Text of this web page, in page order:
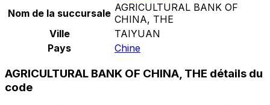
Nom de la succursale AGRICULTURAL BANK OF
CHINA, THE
Ville
TAIYUAN
Pays
Chine
AGRICULTURAL BANK OF CHINA, THE détails du
code